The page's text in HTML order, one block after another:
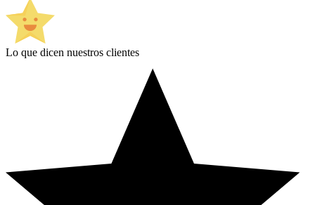
Lo que dicen nuestros clientes